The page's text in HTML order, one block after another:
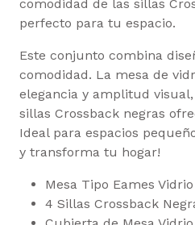
comodidad de las sillas
perfecto para tu espacio.
Este conjunto combina
comodidad. La mesa de
elegancia y amplitud
sillas Crossback negras
Ideal para espacios
y transforma tu hogar!
Mesa Tipo Eames
4 Sillas Crossback